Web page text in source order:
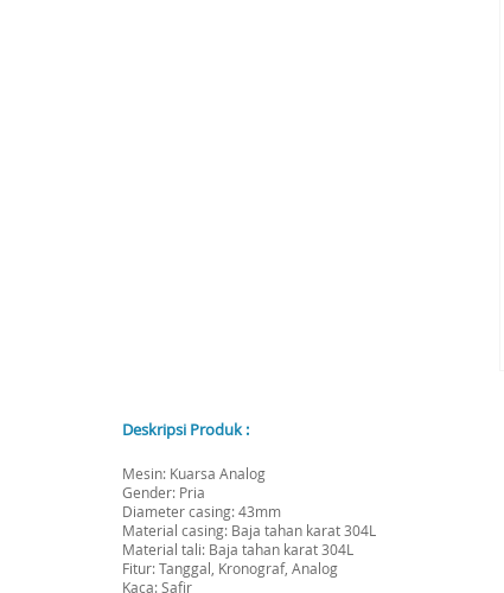
Deskripsi Produk :
Mesin: Kuarsa Analog
Gender: Pria
Diameter casing: 43mm
Material casing: Baja tahan karat 304L
Material tali: Baja tahan karat 304L
Fitur: Tanggal, Kronograf, Analog
Kaca: Safir